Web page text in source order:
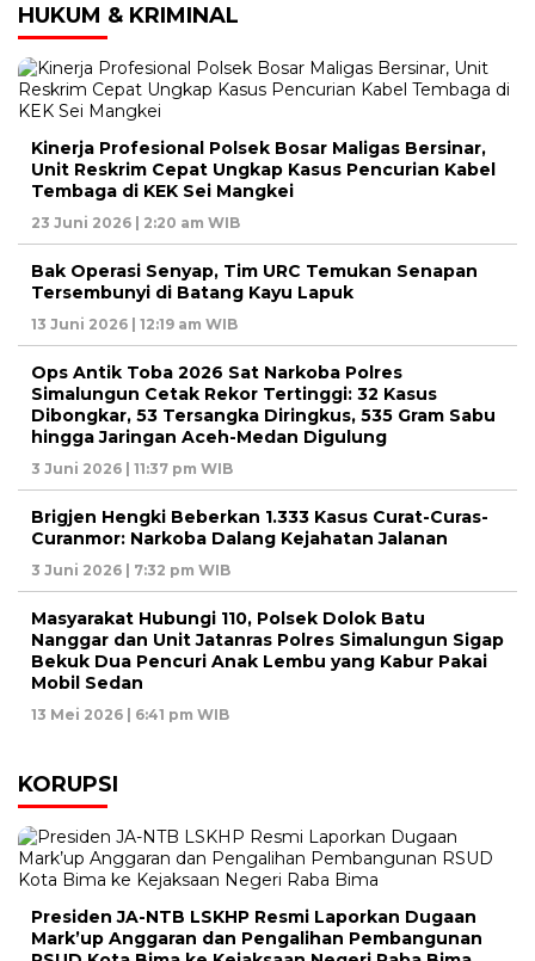
HUKUM & KRIMINAL
Kinerja Profesional Polsek Bosar Maligas Bersinar,
Unit Reskrim Cepat Ungkap Kasus Pencurian Kabel
Tembaga di KEK Sei Mangkei
23 Juni 2026 | 2:20 am WIB
Bak Operasi Senyap, Tim URC Temukan Senapan
Tersembunyi di Batang Kayu Lapuk
13 Juni 2026 | 12:19 am WIB
Ops Antik Toba 2026 Sat Narkoba Polres
Simalungun Cetak Rekor Tertinggi: 32 Kasus
Dibongkar, 53 Tersangka Diringkus, 535 Gram Sabu
hingga Jaringan Aceh-Medan Digulung
3 Juni 2026 | 11:37 pm WIB
Brigjen Hengki Beberkan 1.333 Kasus Curat-Curas-
Curanmor: Narkoba Dalang Kejahatan Jalanan
3 Juni 2026 | 7:32 pm WIB
Masyarakat Hubungi 110, Polsek Dolok Batu
Nanggar dan Unit Jatanras Polres Simalungun Sigap
Bekuk Dua Pencuri Anak Lembu yang Kabur Pakai
Mobil Sedan
13 Mei 2026 | 6:41 pm WIB
KORUPSI
Presiden JA-NTB LSKHP Resmi Laporkan Dugaan
Mark’up Anggaran dan Pengalihan Pembangunan